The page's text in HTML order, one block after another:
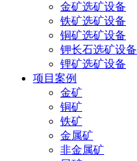
金矿选矿设备
铁矿选矿设备
铜矿选矿设备
钾长石选矿设备
锂矿选矿设备
项目案例
金矿
铜矿
铁矿
金属矿
非金属矿